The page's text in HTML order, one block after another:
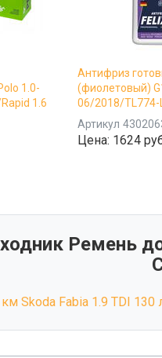
1.0-
1.6
Антифриз
(фиолетовый)
06/2018/TL774-
Артикул
Цена: 1624
Ремень
Skoda Fabia 1.9 TDI 130